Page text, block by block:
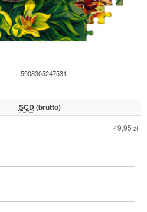
5908305247531
SCD (brutto)
49,95 zł